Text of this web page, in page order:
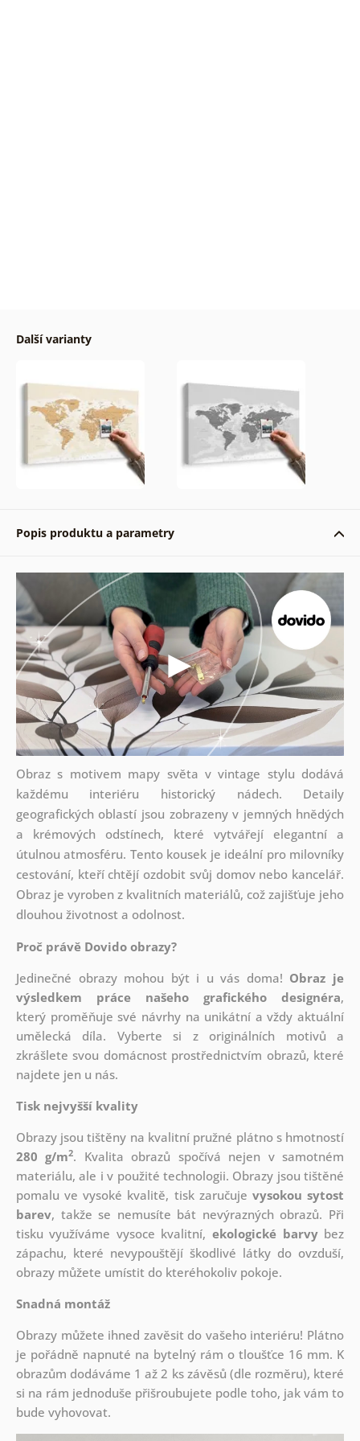
Další varianty
Popis produktu a parametry
Obraz s motivem mapy světa v vintage stylu dodává
každému interiéru historický nádech. Detaily
geografických oblastí jsou zobrazeny v jemných hnědých
a krémových odstínech, které vytvářejí elegantní a
útulnou atmosféru. Tento kousek je ideální pro milovníky
cestování, kteří chtějí ozdobit svůj domov nebo kancelář.
Obraz je vyroben z kvalitních materiálů, což zajišťuje jeho
dlouhou životnost a odolnost.
Proč právě Dovido obrazy?
Jedinečné obrazy mohou být i u vás doma! Obraz je
výsledkem práce našeho grafického designéra,
který proměňuje své návrhy na unikátní a vždy aktuální
umělecká díla. Vyberte si z originálních motivů a
zkrášlete svou domácnost prostřednictvím obrazů, které
najdete jen u nás.
Tisk nejvyšší kvality
Obrazy jsou tištěny na kvalitní pružné plátno s hmotností
280 g/m2. Kvalita obrazů spočívá nejen v samotném
materiálu, ale i v použité technologii. Obrazy jsou tištěné
pomalu ve vysoké kvalitě, tisk zaručuje vysokou sytost
barev, takže se nemusíte bát nevýrazných obrazů. Při
tisku využíváme vysoce kvalitní,ekologické barvybez
zápachu, které nevypouštějí škodlivé látky do ovzduší,
obrazy můžete umístit do kteréhokoliv pokoje.
Snadná montáž
Obrazy můžete ihned zavěsit do vašeho interiéru! Plátno
je pořádně napnuté na bytelný rám o tloušťce 16 mm. K
obrazům dodáváme 1 až 2 ks závěsů (dle rozměru), které
si na rám jednoduše přišroubujete podle toho, jak vám to
bude vyhovovat.